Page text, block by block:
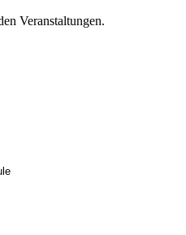
Veranstaltungen.